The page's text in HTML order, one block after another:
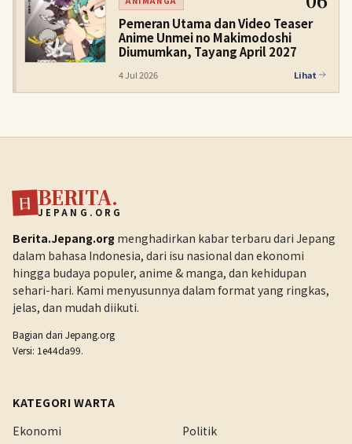
Pemeran Utama dan Video Teaser
Anime Unmei no Makimodoshi
Diumumkan, Tayang April 2027
4 Jul 2026 Lihat
日 BERITA.
JEPANG.ORG
Berita.Jepang.org menghadirkan kabar terbaru dari Jepang
dalam bahasa Indonesia, dari isu nasional dan ekonomi
hingga budaya populer, anime & manga, dan kehidupan
sehari-hari. Kami menyusunnya dalam format yang ringkas,
jelas, dan mudah diikuti.
Bagian dari Jepang.org
Versi: 1e44da99.
KATEGORI WARTA
Ekonomi
Politik